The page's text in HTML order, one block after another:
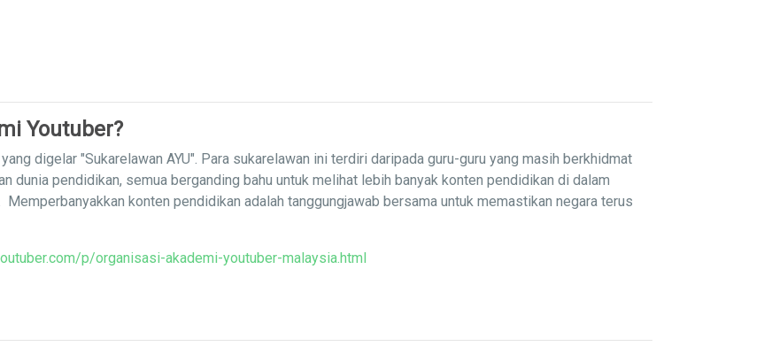
Youtuber?
digelar "Sukarelawan AYU". Para sukarelawan ini terdiri daripada guru-guru yang masih berkhidmat
dunia pendidikan, semua berganding bahu untuk melihat lebih banyak konten pendidikan di dalam
konten pendidikan adalah tanggungjawab bersama untuk memastikan negara terus
p/organisasi-akademi-youtuber-malaysia.html